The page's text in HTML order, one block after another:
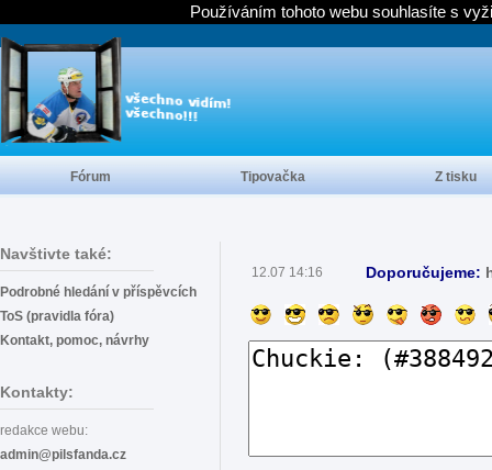
Navštivte také:
Podrobné hledání v příspěvcích
ToS (pravidla fóra)
Kontakt, pomoc, návrhy
Kontakty:
redakce webu:
admin@pilsfanda.cz
12.07 14:16 Doporučujeme:
Fórum Tipovačka Z tisku
Používáním tohoto webu souhlasíte s